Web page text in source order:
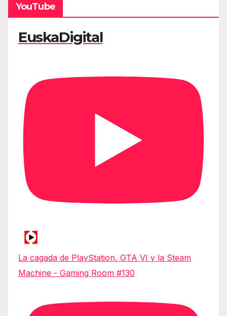
YouTube
EuskaDigital
La cagada de PlayStation, GTA VI y la Steam
Machine - Gaming Room #130